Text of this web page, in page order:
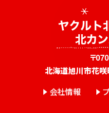
〒
北海道旭川市花
会社情報